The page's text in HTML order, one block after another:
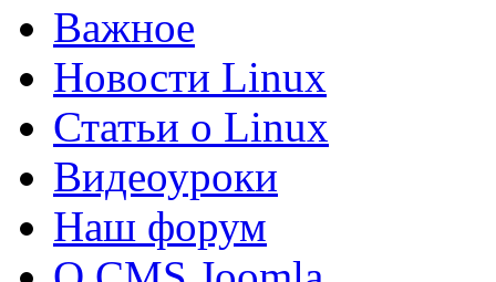
Важное
Новости Linux
Статьи о Linux
Видеоуроки
Наш форум